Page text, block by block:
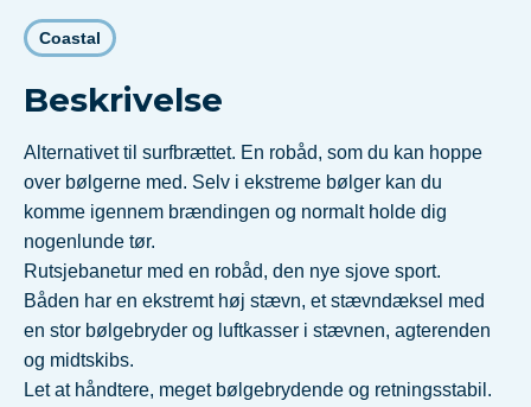
Coastal
Beskrivelse
Alternativet til surfbrættet. En robåd, som du kan hoppe
over bølgerne med. Selv i ekstreme bølger kan du
komme igennem brændingen og normalt holde dig
nogenlunde tør.
Rutsjebanetur med en robåd, den nye sjove sport.
Båden har en ekstremt høj stævn, et stævndæksel med
en stor bølgebryder og luftkasser i stævnen, agterenden
og midtskibs.
Let at håndtere, meget bølgebrydende og retningsstabil.